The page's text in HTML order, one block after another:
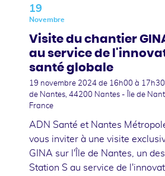
19
Novembre
Visite du chantier
au service de
santé globale
19 novembre 2024 de 16h00 à
de Nantes, 44200 Nantes - Île de
France
ADN Santé et Nantes
vous inviter à une visite
GINA sur l'Île de Nantes, un
Station S au service de